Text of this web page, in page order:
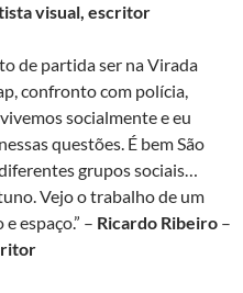
visual, escritor
de partida ser na Virada
confronto com polícia,
socialmente e eu
questões. É bem São
grupos sociais…
Vejo o trabalho de um
espaço.” – Ricardo Ribeiro –